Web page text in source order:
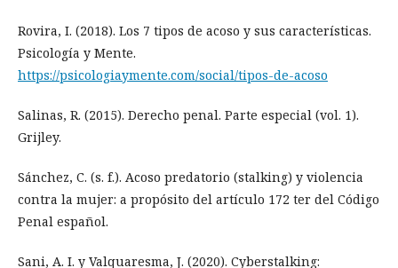
Rovira, I. (2018). Los 7 tipos de acoso y sus características.
Psicología y Mente.
https://psicologiaymente.com/social/tipos-de-acoso
Salinas, R. (2015). Derecho penal. Parte especial (vol. 1).
Grijley.
Sánchez, C. (s. f.). Acoso predatorio (stalking) y violencia
contra la mujer: a propósito del artículo 172 ter del Código
Penal español.
Sani, A. I. y Valquaresma, J. (2020). Cyberstalking: